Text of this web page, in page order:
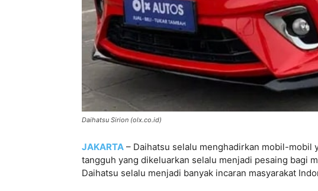
Daihatsu Sirion (olx.co.id)
JAKARTA – Daihatsu selalu menghadirkan mobil-mobil
tangguh yang dikeluarkan selalu menjadi pesaing bagi
Daihatsu selalu menjadi banyak incaran masyarakat